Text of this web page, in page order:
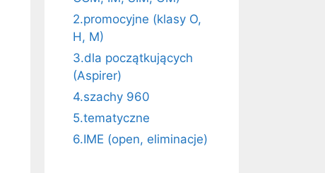
2.promocyjne (klasy O,
H, M)
3.dla początkujących
(Aspirer)
4.szachy 960
5.tematyczne
6.IME (open, eliminacje)